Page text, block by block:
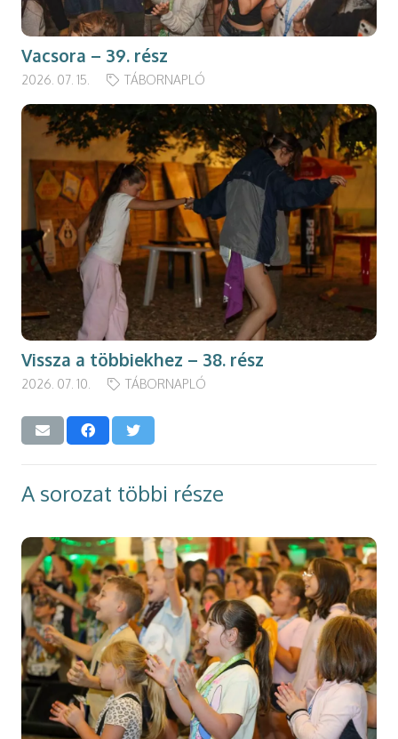
Vacsora – 39. rész
2026. 07. 15. TÁBORNAPLÓ
Vissza a többiekhez – 38. rész
2026. 07. 10. TÁBORNAPLÓ
A sorozat többi része